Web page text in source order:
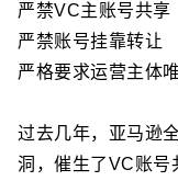
严禁VC主账号共享
严禁账号挂靠转让
严格要求运营主体
过去几年，亚马逊
洞，催生了VC账号